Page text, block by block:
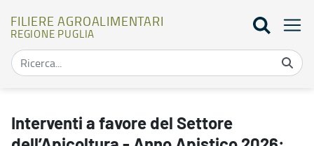
FILIERE AGROALIMENTARI
REGIONE PUGLIA
Interventi a favore del Settore